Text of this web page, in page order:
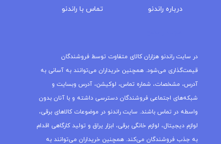
درباره‌ راندنو تماس با راندنو
در سایت راندنو هزاران کالای متفاوت توسط فروشندگان
قیمت‌گذاری می‌شود. همچنین خریداران می‌توانند به آسانی به
آدرس، مشخصات، شماره تماس، لوکیشن، آدرس وبسایت و
شبکه‌های اجتماعی فروشندگان دسترسی داشته و با آنان بدون
واسطه در تماس باشند. سایت راندنو در موضوعات کالاهای برقی،
لوازم دیجیتال، لوازم خانگی برقی، ابزار یراق و تولید کارگاهی اقدام
به جذب فروشندگان می‌کند. همچنین خریداران می‌توانند به